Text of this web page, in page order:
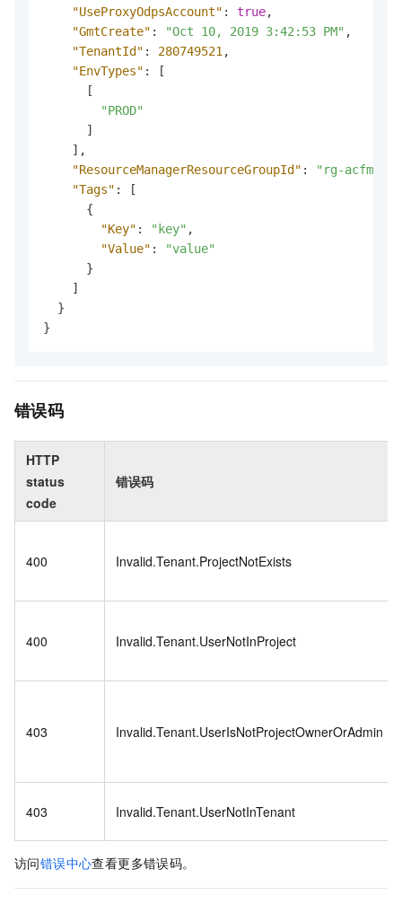
"UseProxyOdpsAccount" : true,
"GmtCreate" : "Oct 10, 2019 3:42:53 PM" ,
"TenantId" : 280749521 ,
"EnvTypes" :
[
[
"PROD"
]
] ,
"ResourceManagerResourceGroupId" :
"rg-
"Tags" :
[
{
"Key" : "key" ,
"Value" :
"value"
}
]
}
}
错误码
HTTP
status
code
错误码
400 Invalid.Tenant.ProjectNotExists
400 Invalid.Tenant.UserNotInProject
403 Invalid.Tenant.UserIsNotProjectOwnerOrAdmin
403 Invalid.Tenant.UserNotInTenant
访问错误中心查看更多错误码。